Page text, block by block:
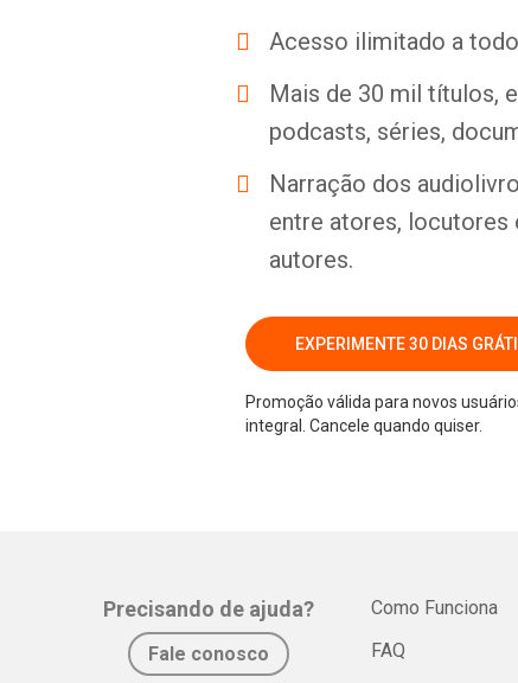
Acesso ilimitado a
Mais de 30 mil títulos,
podcasts, séries,
Narração dos
entre atores,
autores.
EXPERIMENTE 30 DIAS
Promoção válida para novos
integral. Cancele quando quiser.
Precisando de ajuda?
Fale conosco
Como Funciona
FAQ